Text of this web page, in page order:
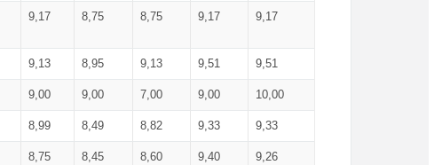
9,17 8,75 8,75 9,17 9,17
9,13 8,95 9,13 9,51 9,51
9,00 9,00 7,00 9,00 10,00
8,99 8,49 8,82 9,33 9,33
8,75 8,45 8,60 9,40 9,26